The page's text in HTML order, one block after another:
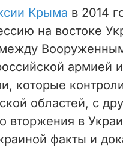
Крыма в 2014
на востоке
между
армией
которые
областей, с
вторжения в
факты и